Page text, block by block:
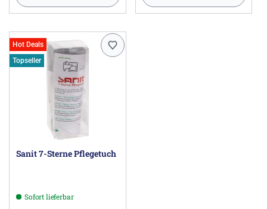
Hot Deals
Topseller
Sanit 7-Sterne Pflegetuch
Sofort lieferbar